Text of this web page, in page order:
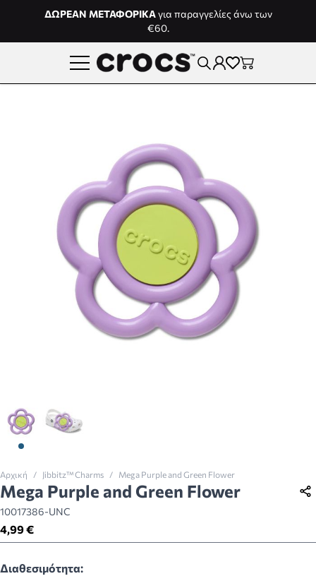
Μετάβαση στο περιεχόμενο
ΔΩΡΕΑΝ ΜΕΤΑΦΟΡΙΚΑγια παραγγελίες άνω των
€60.
View larger image
Αρχική / Jibbitz™ Charms / Mega Purple and Green Flower
Mega Purple and Green Flower
10017386-UNC
4,99 €
Διαθεσιμότητα: